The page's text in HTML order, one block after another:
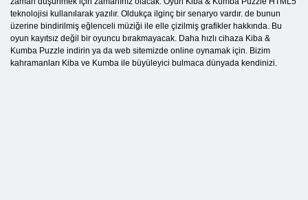
teknolojisi kullanılarak yazılır. Oldukça ilginç bir senaryo vardır. de bunun
üzerine bindirilmiş eğlenceli müziği ile elle çizilmiş grafikler hakkında. Bu
oyun kayıtsız değil bir oyuncu bırakmayacak. Daha hızlı cihaza Kiba &
Kumba Puzzle indirin ya da web sitemizde online oynamak için. Bizim
kahramanları Kiba ve Kumba ile büyüleyici bulmaca dünyada kendinizi.